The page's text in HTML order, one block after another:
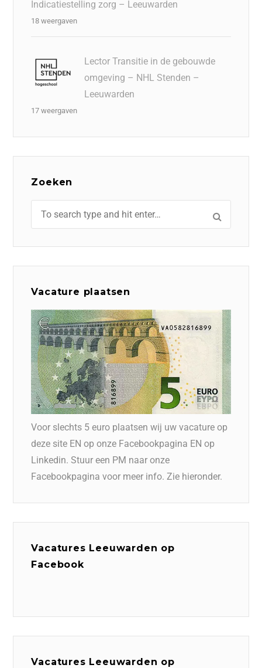
Indicatiestelling zorg – Leeuwarden
18 weergaven
Lector Transitie in de gebouwde
omgeving – NHL Stenden –
Leeuwarden
17 weergaven
Zoeken
Vacature plaatsen
Voor slechts 5 euro plaatsen wij uw vacature op
deze site EN op onze Facebookpagina EN op
Linkedin. Stuur een PM naar onze
Facebookpagina voor meer info. Zie hieronder.
Vacatures Leeuwarden op
Facebook
Vacatures Leeuwarden op